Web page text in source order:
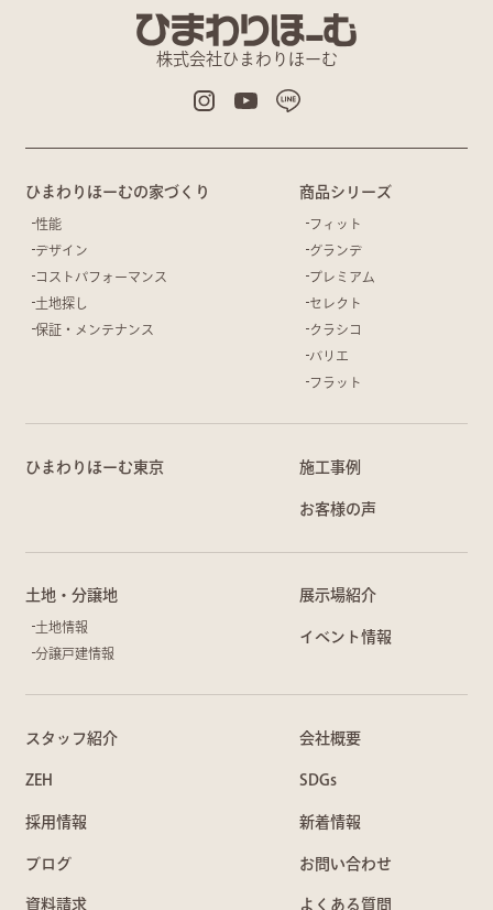
株式会社ひまわりほーむ
ひまわりほーむの家づくり
性能
デザイン
コストパフォーマンス
土地探し
保証・メンテナンス
商品シリーズ
フィット
グランデ
プレミアム
セレクト
クラシコ
バリエ
フラット
ひまわりほーむ東京 施工事例
お客様の声
土地・分譲地
土地情報
分譲戸建情報
展示場紹介
イベント情報
スタッフ紹介 会社概要
ZEH SDGs
採用情報 新着情報
ブログ お問い合わせ
資料請求 よくある質問